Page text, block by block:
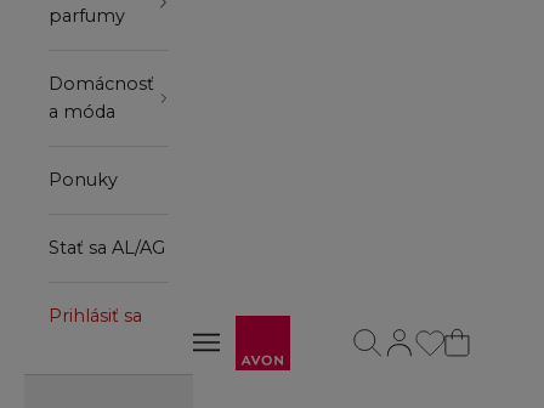
Otvoriť navigačné menu
Otvoriť navigačné menu
Otvoriť stránku
Otvoriť vyhľadávanie
parfumy
Domácnosť
a móda
Ponuky
Stať sa AL/AG
Prihlásiť sa